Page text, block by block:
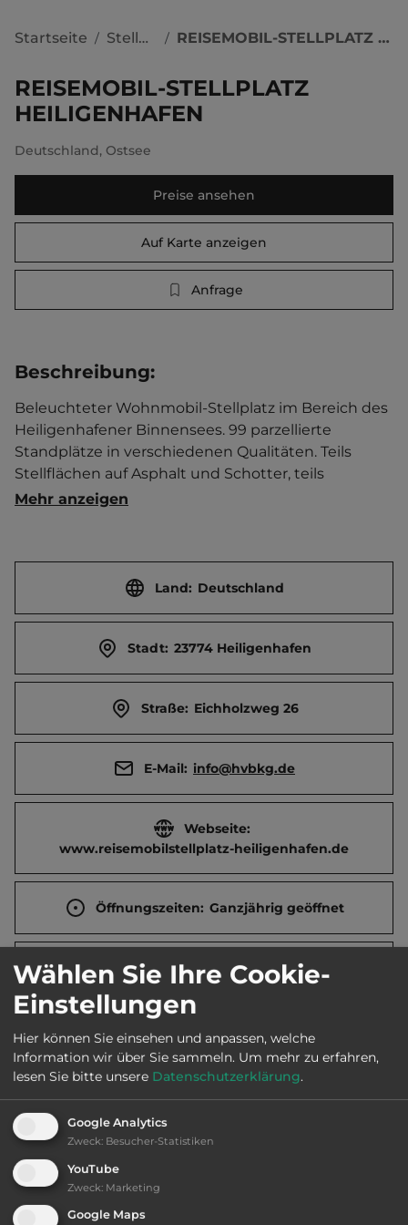
Startseite / Stellplätze / REISEMOBIL-STELLPLATZ HEILIGENHAFEN
REISEMOBIL-STELLPLATZ
HEILIGENHAFEN
Deutschland, Ostsee
Preise ansehen
Auf Karte anzeigen
Anfrage
Beschreibung:
Beleuchteter Wohnmobil-Stellplatz im Bereich des
Heiligenhafener Binnensees. 99 parzellierte
Standplätze in verschiedenen Qualitäten. Teils
Stellflächen auf Asphalt und Schotter, teils
befestigte Stellflächen auf einer Wiese (durch
Kassenautomaten an. Dort bekommen Sie eine
Chipkarte, die Sie für die Stromsäulen und
zentralen Bereich der Anlage. Die Bezahlung
erfolgt per Kreditkarte am Kassenautomaten!   Ort
2 km entfernt. Touristen-/Dauerstellplätze 99/0.
Mehr anzeigen
Land: Deutschland
Stadt: 23774 Heiligenhafen
Straße: Eichholzweg 26
E-Mail: info@hvbkg.de
Webseite:
www.reisemobilstellplatz-heiligenhafen.de
Öffnungszeiten: Ganzjährig geöffnet
Telefon: 0049 4362 503420
Sehenswürdigkeiten:
Graswarder. Heimatmuseum. Marina. St.-Johannis-
Kirche.
Ausstattung:
Wählen Sie Ihre Cookie-
Einstellungen
Hier können Sie einsehen und anpassen, welche
Information wir über Sie sammeln. Um mehr zu erfahren,
lesen Sie bitte unsere Datenschutzerklärung.
Google Analytics
Zweck: Besucher-Statistiken
YouTube
Zweck: Marketing
Google Maps